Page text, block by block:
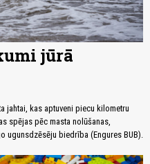
jūrā
jahtai, kas aptuveni piecu kilometru
spējas pēc masta nolūšanas,
ugunsdzēsēju biedrība (Engures BUB).